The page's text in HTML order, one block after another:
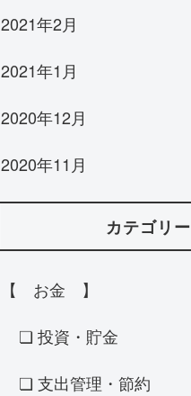
2021年2月
2021年1月
2020年12月
2020年11月
カテゴリー
【 お金 】
❏ 投資・貯金
❏ 支出管理・節約